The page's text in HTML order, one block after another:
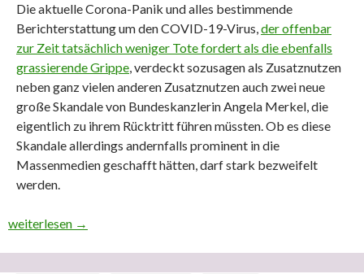
Die aktuelle Corona-Panik und alles bestimmende
Berichterstattung um den COVID-19-Virus,der offenbar
zur Zeit tatsächlich weniger Tote fordert als die ebenfalls
grassierende Grippe, verdeckt sozusagen als Zusatznutzen
neben ganz vielen anderen Zusatznutzen auch zwei neue
große Skandale von Bundeskanzlerin Angela Merkel, die
eigentlich zu ihrem Rücktritt führen müssten. Ob es diese
Skandale allerdings andernfalls prominent in die
Massenmedien geschafft hätten, darf stark bezweifelt
werden.
Imperialfaschismus pur in der apokalyptisch Indemnität-
weiterlesen →